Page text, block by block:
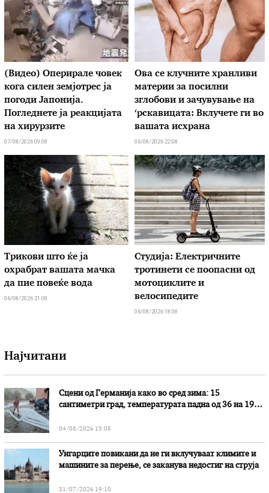
(Видео) Оперирале човек
кога силен земјотрес ја
погоди Јапонија.
Погледнете ја реакцијата
на хирурзите
07/08/2026 09:08
Ова се клучните хранливи
материи за посилни
зглобови и зачувување на
‘рскавицата: Вклучете ги во
вашата исхрана
06/08/2026 22:08
Трикови што ќе ја
охрабрат вашата мачка
да пие повеќе вода
06/08/2026 21:08
Студија: Електричните
тротинети се поопасни од
мотоциклите и
велосипедите
06/08/2026 18:08
Најчитани
Сцени од Германија како во сред зима: 15
сантиметри град, температурата падна од 36 на 19
04/08/2026 13:08
Унгарците повикани да не ги вклучуваат климите и
машините за перење, се заканува недостиг на струја
31/07/2026 19:10